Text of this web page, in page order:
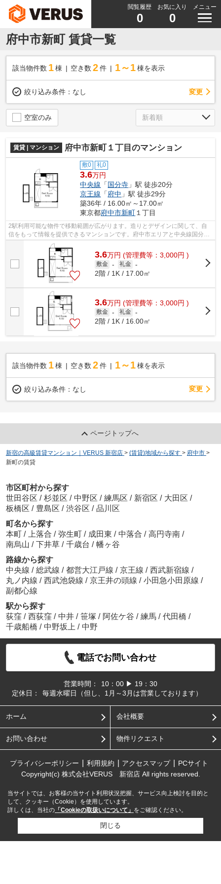
閲覧履歴
0
お気に入り
0
メニュー
府中市新町 賃貸一覧
該当物件数 1棟 空き数 2 件 1～1 棟を表示
絞り込み条件： なし 変更
空室のみ
賃貸 | マンション 府中市新町１丁目のマンション
敷0 礼0
3.6万円
中央線 「国分寺 」駅 徒歩20分
京王線 「府中 」駅 徒歩29分
築36年 / 16.00㎡～17.00㎡
東京都府中市新町１丁目
2駅利用可能な物件で移動範囲が広がります。造りとデザインに関して、自
信をもって情報を提供できるマンションです。府中市エリアと中央線国分寺
付近での賃貸マンション、賃貸アパート...
3.6万円 (管理費等：3,000円 )
敷金 - 礼金 -
2階 / 1K / 17.00㎡
3.6万円 (管理費等：3,000円 )
敷金 - 礼金 -
2階 / 1K / 16.00㎡
該当物件数 1棟 空き数 2 件 1～1 棟を表示
絞り込み条件： なし 変更
ページトップへ
新宿の高級賃貸マンション｜VERUS 新宿店 > (賃貸)地域から探す > 府中市 >
新町の賃貸
市区町村から探す
世田谷区 / 杉並区 / 中野区 / 練馬区 / 新宿区 / 大田区 /
板橋区 / 豊島区 / 渋谷区 / 品川区
町名から探す
本町 / 上落合 / 弥生町 / 成田東 / 中落合 / 高円寺南 /
南烏山 / 下井草 / 千歳台 / 幡ヶ谷
路線から探す
中央線 / 総武線 / 都営大江戸線 / 京王線 / 西武新宿線 /
丸ノ内線 / 西武池袋線 / 京王井の頭線 / 小田急小田原線 /
副都心線
駅から探す
荻窪 / 西荻窪 / 中井 / 笹塚 / 阿佐ケ谷 / 練馬 / 代田橋 /
千歳船橋 / 中野坂上 / 中野
電話でお問い合わせ
営業時間：
10：00 ▶ 19：30
定休日：
毎週水曜日（但し、1月～3月は営業しております）
ホーム 会社概要
お問い合わせ 物件リクエスト
プライバシーポリシー 利用規約 アクセスマップ
PCサイト
Copyright(c) 株式会社VERUS 新宿店 All rights reserved.
当サイトでは、お客様の当サイト利用状況把握、サービス向上検討を目的と
して、クッキー（Cookie）を使用しています。
詳しくは、当社の 「Cookieの取扱いについて」 をご確認ください。
閉じる